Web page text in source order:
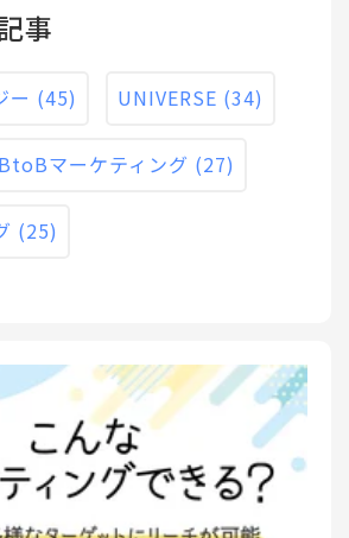
事
ー (45) UNIVERSE (34)
BtoBマーケティング (27)
(25)